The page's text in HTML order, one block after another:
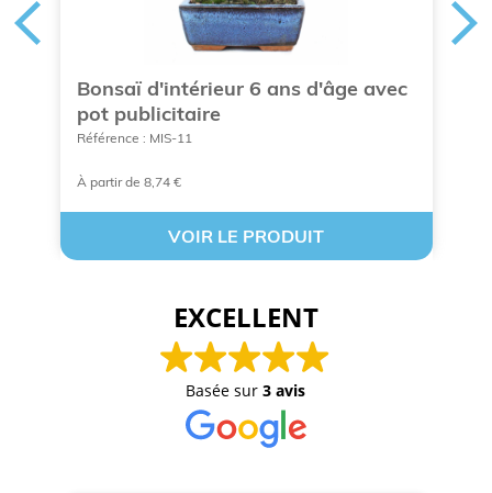
Bonsaï d'intérieur 6 ans d'âge avec
pot publicitaire
Référence : MIS-11
À partir de 8,74 €
VOIR LE PRODUIT
EXCELLENT
Basée sur3 avis